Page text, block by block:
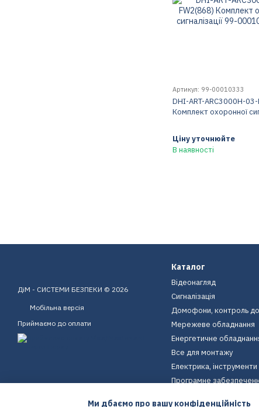
Артикул: 99-00010333
DHI-ART-ARC3000H-
Комплект охоронної
Ціну уточнюйте
В наявності
ДіМ - СИСТЕМИ БЕЗПЕКИ © 2026
Мобільна версія
Приймаємо до оплати
Каталог
Відеонагляд
Сигналізація
Домофони, контроль
Мережеве обладнання
Енергетичне
Все для монтажу
Електрика, інструменти
Програмне
Ми дбаємо про вашу конфіденційність